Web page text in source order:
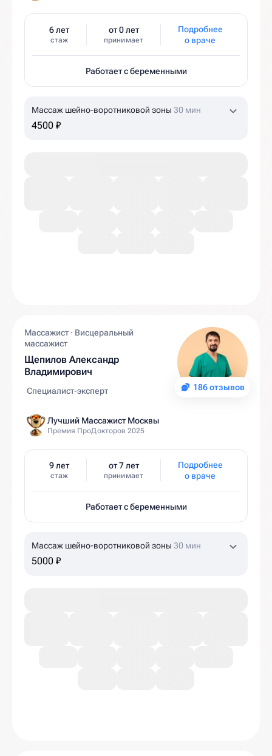
6 лет
стаж
от 0 лет
принимает
Подробнее
о враче
Работает с беременными
Массаж шейно-воротниковой зоны 30 мин
4500 ₽
186 отзывов
Массажист · Висцеральный
массажист
Щепилов Александр
Владимирович
Специалист-эксперт
Лучший Массажист Москвы
Премия ПроДокторов 2025
9 лет
стаж
от 7 лет
принимает
Подробнее
о враче
Работает с беременными
Массаж шейно-воротниковой зоны 30 мин
5000 ₽